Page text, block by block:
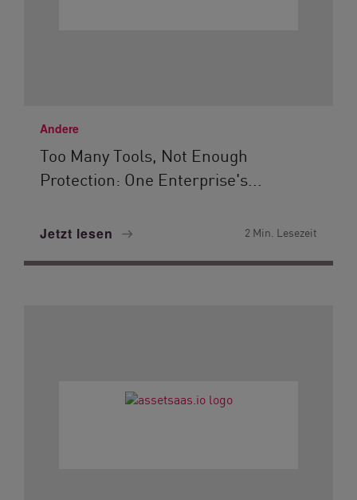
Andere
Too Many Tools, Not Enough
Protection: One Enterprise's...
Jetzt lesen 2 Min. Lesezeit